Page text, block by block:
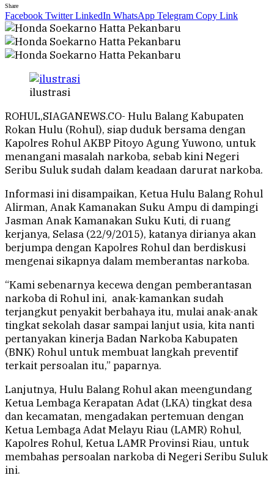
Share
Facebook Twitter LinkedIn WhatsApp Telegram Copy Link
ilustrasi
ROHUL,SIAGANEWS.CO- Hulu Balang Kabupaten
Rokan Hulu (Rohul), siap duduk bersama dengan
Kapolres Rohul AKBP Pitoyo Agung Yuwono, untuk
menangani masalah narkoba, sebab kini Negeri
Seribu Suluk sudah dalam keadaan darurat narkoba.
Informasi ini disampaikan, Ketua Hulu Balang Rohul
Alirman, Anak Kamanakan Suku Ampu di dampingi
Jasman Anak Kamanakan Suku Kuti, di ruang
kerjanya, Selasa (22/9/2015), katanya dirianya akan
berjumpa dengan Kapolres Rohul dan berdiskusi
mengenai sikapnya dalam memberantas narkoba.
“Kami sebenarnya kecewa dengan pemberantasan
narkoba di Rohul ini, anak-kamankan sudah
terjangkut penyakit berbahaya itu, mulai anak-anak
tingkat sekolah dasar sampai lanjut usia, kita nanti
pertanyakan kinerja Badan Narkoba Kabupaten
(BNK) Rohul untuk membuat langkah preventif
terkait persoalan itu,” paparnya.
Lanjutnya, Hulu Balang Rohul akan meengundang
Ketua Lembaga Kerapatan Adat (LKA) tingkat desa
dan kecamatan, mengadakan pertemuan dengan
Ketua Lembaga Adat Melayu Riau (LAMR) Rohul,
Kapolres Rohul, Ketua LAMR Provinsi Riau, untuk
membahas persoalan narkoba di Negeri Seribu Suluk
ini.